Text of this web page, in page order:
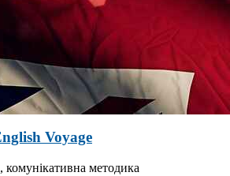
Voyage
комунікативна методика